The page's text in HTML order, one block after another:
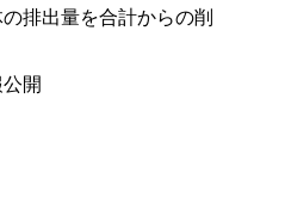
排出量を合計からの削
開